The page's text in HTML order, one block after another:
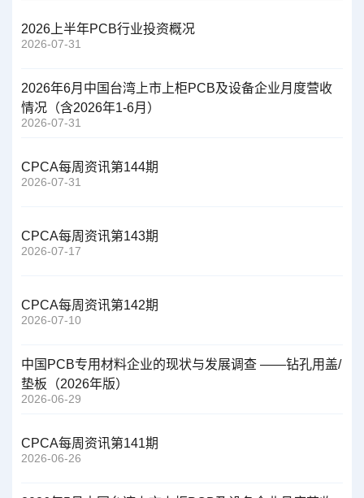
2026上半年PCB行业投资概况
2026-07-31
2026年6月中国台湾上市上柜PCB及设备企业月度营收
情况（含2026年1-6月）
2026-07-31
CPCA每周资讯第144期
2026-07-31
CPCA每周资讯第143期
2026-07-17
CPCA每周资讯第142期
2026-07-10
中国PCB专用材料企业的现状与发展调查 ——钻孔用盖/
垫板（2026年版）
2026-06-29
CPCA每周资讯第141期
2026-06-26